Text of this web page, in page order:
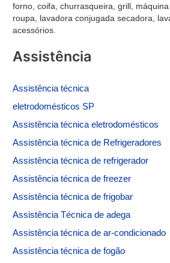
forno, coifa, churrasqueira, grill,
roupa, lavadora conjugada secadora,
acessórios.
Assistência
Assistênciatécnica
eletrodomésticos SP
Assistência técnica eletrodomésticos
Assistência técnica de Refrigeradores
Assistência técnica de refrigerador
Assistência técnica de freezer
Assistência técnica de frigobar
Assistência Técnica de adega
Assistência técnica de ar-condicionado
Assistência técnica de fogão